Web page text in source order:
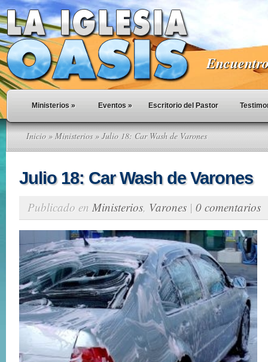
Ministerios » Eventos » Escritorio del Pastor
Inicio » Ministerios» Julio 18: Car Wash de Varones
Julio 18: Car Wash de Varones
Publicado en Ministerios, Varones | 0 comentarios